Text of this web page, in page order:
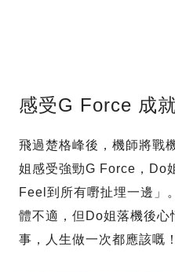
感受G Force 成
飛過楚格峰後，機師將戰
姐感受強勁G Force，Do
Feel到所有嘢扯埋一邊」
體不適，但Do姐落機後心
事，人生做一次都應該嘅！